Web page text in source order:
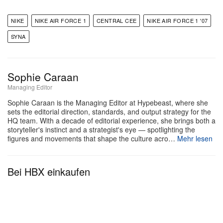
klassischem Sporterbe.
NIKE NIKE AIR FORCE 1 CENTRAL CEE
NIKE AIR FORCE 1 '07
SYNA
Sophie Caraan
Managing Editor
Sophie Caraan is the Managing Editor at Hypebeast, where she
sets the editorial direction, standards, and output strategy for the
HQ team. With a decade of editorial experience, she brings both a
storyteller's instinct and a strategist's eye — spotlighting the
figures and movements that shape the culture acro… Mehr lesen
Bei HBX einkaufen